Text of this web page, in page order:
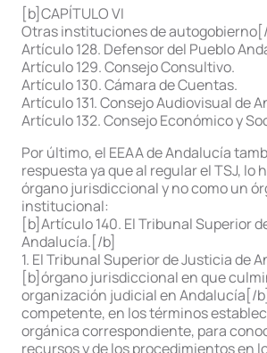
[b]CAPÍTULO VI
Otras instituciones de
Artículo 128. Defensor del Pueblo
Artículo 129. Consejo Consultivo.
Artículo 130. Cámara de Cuentas.
Artículo 131. Consejo Audiovisual de
Artículo 132. Consejo Económico y
Por último, el EEAA de Andalucía
respuesta ya que al regular el TSJ, lo
órgano jurisdiccional y no como un
institucional:
[b]Artículo 140. El Tribunal Superior
Andalucía.[/b]
1. El Tribunal Superior de Justicia de
[b]órgano jurisdiccional en que
organización judicial en Andalucía[/
competente, en los términos
orgánica correspondiente, para
recursos y de los procedimientos en